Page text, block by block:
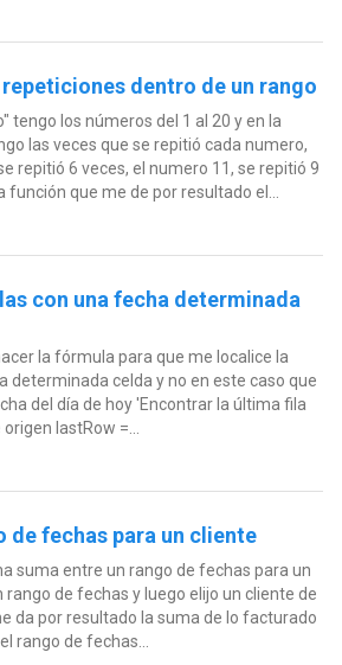
dentro de un rango
tengo los números del 1 al 20 y en la
las veces que se repitió cada numero,
repitió 6 veces, el numero 11, se repitió 9
que me de por resultado el...
con una fecha determinada
la fórmula para que me localice la
determinada celda y no en este caso que
del día de hoy 'Encontrar la última fila
lastRow =...
de fechas para un cliente
suma entre un rango de fechas para un
rango de fechas y luego elijo un cliente de
da por resultado la suma de lo facturado
rango de fechas...